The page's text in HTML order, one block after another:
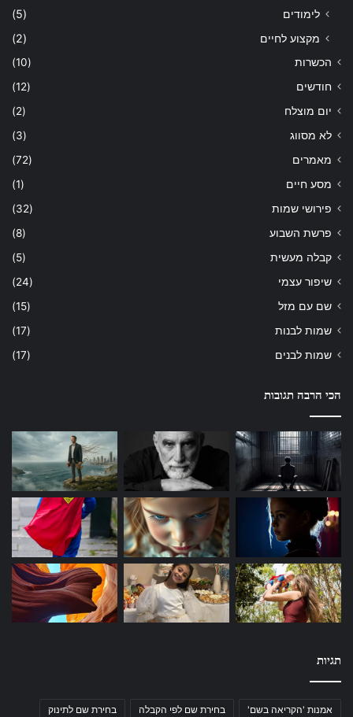
לימודים
(5)
מקצוע לחיים
(2)
הכשרות
(10)
חודשים
(12)
יום מוצלח
(2)
לא מסווג
(3)
מאמרים
(72)
מסע חיים
(1)
פירושי שמות
(32)
פרשת השבוע
(8)
קבלה מעשית
(5)
שיפור עצמי
(24)
שם עם מזל
(15)
שמות לבנות
(17)
שמות לבנים
(17)
הכי הרבה תגובות
תגיות
אמנות 'הקריאה בשם' בחירת שם לפי הקבלה בחירת שם לתינוק